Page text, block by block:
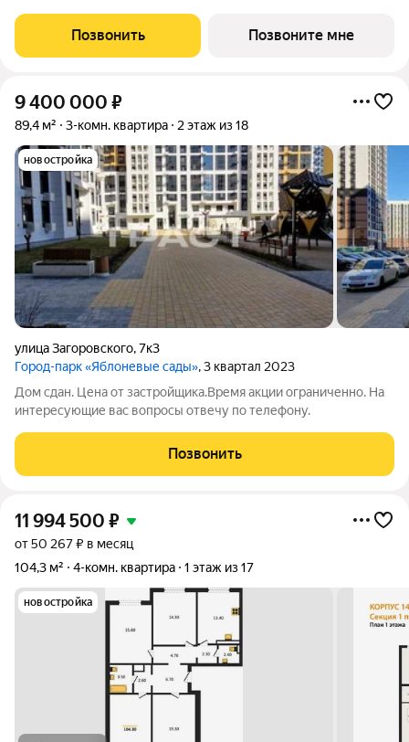
комплекс возведен в границах улиц Ломоносова, Загоровского
и
Позвонить Позвоните мне
9 400 000 ₽
89,4 м² 3-комн. квартира 2 этаж из 18
новостройка
улица Загоровского,7к3
Город-парк «Яблоневые сады», 3 квартал 2023
Дом сдан. Цена от застройщика.Время акции ограниченно. На
интересующие вас вопросы отвечу по телефону.
Позвонить
11 994 500 ₽
от 50 267 ₽ в месяц
104,3 м²
4-комн. квартира 1 этаж из 17
новостройка